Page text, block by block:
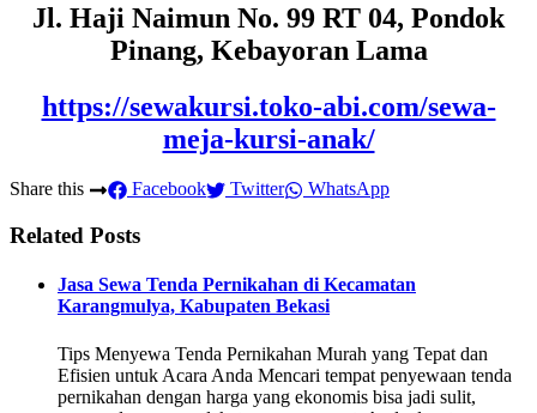
Jl. Haji Naimun No. 99 RT 04, Pondok
Pinang, Kebayoran Lama
https://sewakursi.toko-abi.com/sewa-
meja-kursi-anak/
Share this Facebook Twitter WhatsApp
Related Posts
Jasa Sewa Tenda Pernikahan di Kecamatan
Karangmulya, Kabupaten Bekasi
Tips Menyewa Tenda Pernikahan Murah yang Tepat dan
Efisien untuk Acara Anda Mencari tempat penyewaan tenda
pernikahan dengan harga yang ekonomis bisa jadi sulit,